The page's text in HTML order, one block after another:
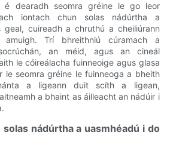
é dearadh seomra gréine le go leor
iontach chun solas nádúrtha a
geal, cuireadh a chruthú a cheiliúrann
Trí bhreithniú cúramach a
an méid, agus an cineál
le cóireálacha fuinneoige agus glasa
le seomra gréine le fuinneoga a bheith
a ligeann duit scíth a ligean,
a bhaint as áilleacht an nádúir i
nádúrtha a uasmhéadú i do